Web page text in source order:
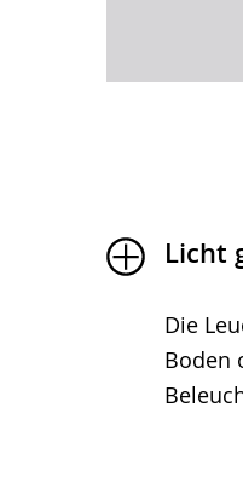
Licht
Die
Boden